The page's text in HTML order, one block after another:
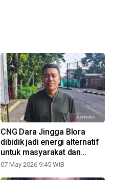
CNG Dara Jingga Blora
dibidik jadi energi alternatif
untuk masyarakat dan
UMKM
07 May 2026 9:45 WIB